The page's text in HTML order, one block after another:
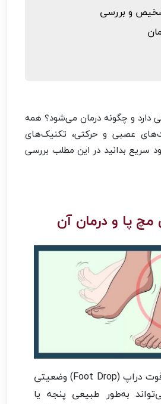
و بررسی
دارد و چگونه درمان می‌شود؟ همه
عصبی و حرکتی، تکنیک‌های
سریع بدانید در این مطلب بررسی
مچ پا و درمان آن
افتادگی مچ پا یا فوت دراپ (Foot Drop) وضعیتی
به‌طور طبیعی پنجه یا